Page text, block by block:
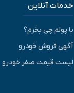
خدمات آنلاین
با پولم چی بخرم؟
آگهی فروش خودرو
لیست قیمت صفر خودرو